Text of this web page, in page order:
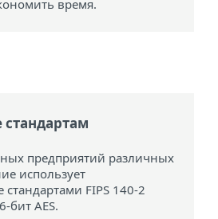
время.
стандартам
предприятий различных
использует
FIPS 140-2
бит AES.